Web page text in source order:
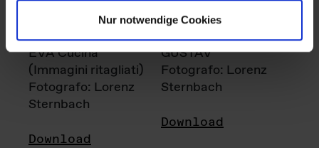
Nur notwendige Cookies
EVA Cucina
(Immagini ritagliati)
Fotografo: Lorenz
Sternbach
Download
GUSTAV
Fotografo: Lorenz
Sternbach
Download